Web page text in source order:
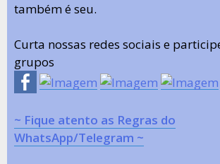
também é seu.
Curta nossas redes sociais e
grupos
~ Fique atento as Regras do
WhatsApp/Telegram ~